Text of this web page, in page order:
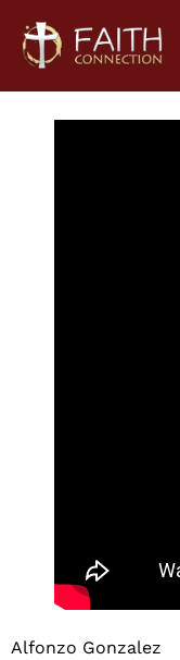
Alfonzo Gonzalez